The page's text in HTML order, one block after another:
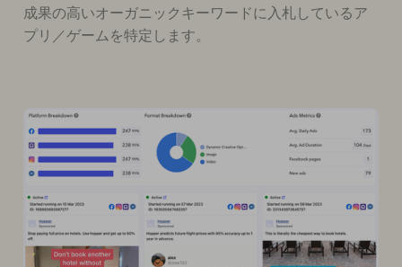
成果の高いオーガニックキーワードに入札しているア
プリ／ゲームを特定します。